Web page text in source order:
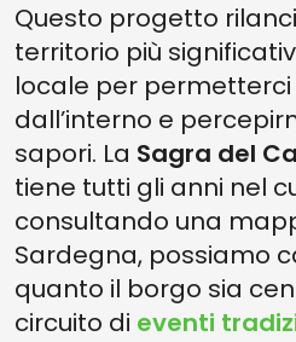
Questo progetto
territorio più
locale per permetterci
dall’interno e
sapori. La Sagra del
tiene tutti gli anni nel
consultando una
Sardegna, possiamo
quanto il borgo sia
circuito di eventi